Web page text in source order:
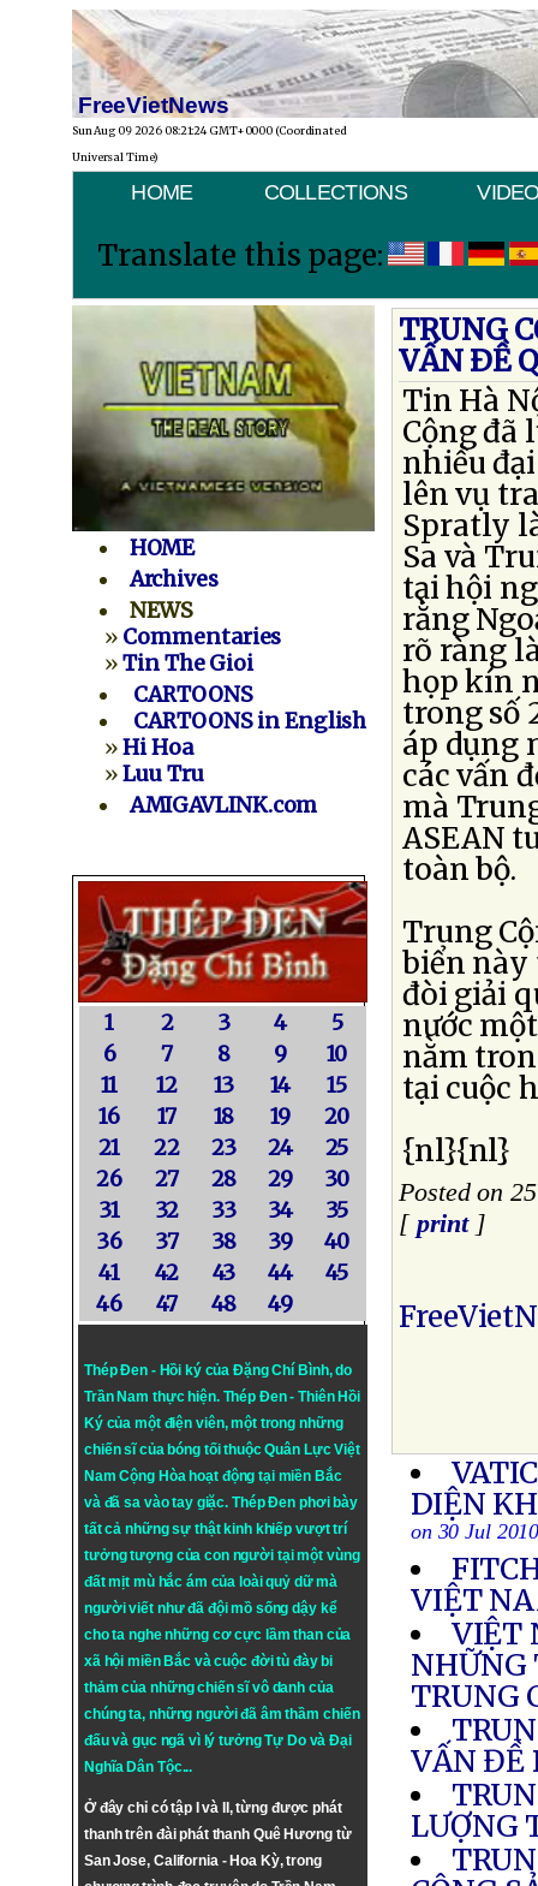
FreeVietNews
Sun Aug 09 2026 08:21:24 GMT+0000 (Coordinated
Universal Time)
HOME COLLECTIONS
Translate this page:
HOME
Archives
NEWS
» Commentaries
»Tin The Gioi
CARTOONS
CARTOONS in English
»Hi Hoa
»Luu Tru
AMIGAVLINK.com
1 2 3 4
5
6
7 8 9
10
11
12 13 14
15
16
17 18 19
20
21
22 23 24
25
26
27 28 29
30
31
32 33 34
35
36
37 38 39
40
41
42 43 44
45
46
47 48 49
Thép Đen - Hồi ký của Đặng Chí Bình, do
Trần Nam thực hiện. Thép Đen- Thiên Hồi
Ký của một điện viên, một trong những
chiến sĩ của bóng tối thuộc Quân Lực Việt
Nam Cộng Hòa hoạt động tại miền Bắc
và đã sa vào tay giặc. Thép Đen phơi bày
tất cả những sự thật kinh khiếp vượt trí
tưởng tượng của con người tại một vùng
đất mịt mù hắc ám của loài quỷ dữ mà
người viết như đã đội mồ sống dậy kể
cho ta nghe những cơ cực lầm than của
xã hội miền Bắc và cuộc đời tù đày bi
thảm của những chiến sĩ vô danh của
chúng ta, những người đã âm thầm chiến
đấu và gục ngã vì lý tưởngTự DovàĐại
Nghĩa Dân Tộc...
Ở đây chỉ có tập I và II, từng được phát
thanh trên đài phát thanh Quê Hương từ
San Jose, California - Hoa Kỳ, trong
TRUNG
VẤN ÐỀ
Tin Hà
Cộng đã
nhiều
lên vụ
Spratly
Sa và
tại hội
rằng
rõ ràng
họp kín
trong số
áp dụng
các vấn
mà
ASEAN
toàn bộ.
Trung
biển này
đòi giải
nước
nằm
tại cuộc
{nl}{nl}
Posted on
[ print]
DIỆN
on 30 Jul
VIỆT
VIỆT
NHỮNG
TRUNG
VẤN ĐỀ
LƯỢNG